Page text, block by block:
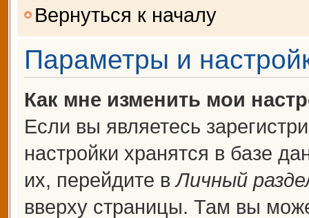
Вернуться к началу
Параметры и
Как мне изменить мои
Если вы являетесь
настройки хранятся в базе
их, перейдите вЛичный
вверху страницы. Там вы